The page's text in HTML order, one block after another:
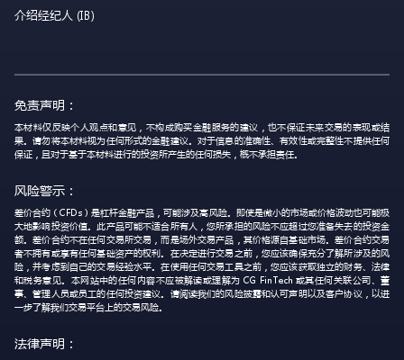
介绍经纪人 (IB)
免责声明：
本材料仅反映个人观点和意见，不构成购买金融服务的建议，也不保证未来交易的表现或结
果。请勿将本材料视为任何形式的金融建议。对于信息的准确性、有效性或完整性不提供任何
保证，且对于基于本材料进行的投资所产生的任何损失，概不承担责任。
风险警示：
差价合约（CFDs）是杠杆金融产品，可能涉及高风险。即使是微小的市场或价格波动也可能极
大地影响投资价值。此产品可能不适合所有人，您所承担的风险不应超过您准备失去的投资金
额。差价合约不在任何交易所交易，而是场外交易产品，其价格源自基础市场。差价合约交易
者不拥有或享有任何基础资产的权利。在决定进行交易之前，您应该确保充分了解所涉及的风
险，并考虑到自己的交易经验水平。在使用任何交易工具之前，您应该获取独立的财务、法律
和税务意见。本网站中的任何内容不应被解读或理解为 CG FinTech 或其任何关联公司、董
事、管理人员或员工的任何投资建议。请阅读我们的风险披露和认可声明以及客户协议，以进
一步了解我们交易平台上的交易风险。
法律声明：